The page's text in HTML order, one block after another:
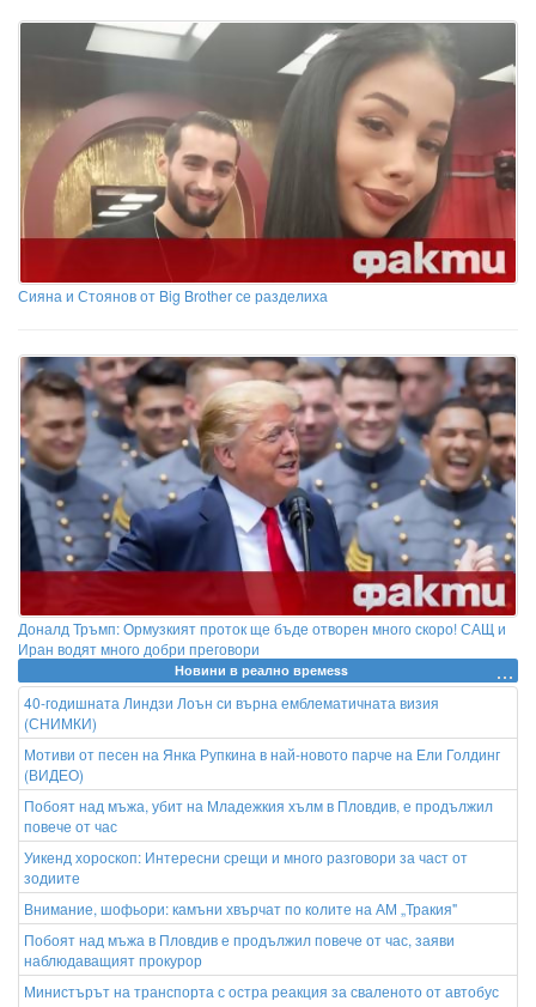
Сияна и Стоянов от Big Brother се разделиха
Доналд Тръмп: Ормузкият проток ще бъде отворен много скоро! САЩ и
Иран водят много добри преговори
Новини в реално времеss
40-годишната Линдзи Лоън си върна емблематичната визия
(СНИМКИ)
Мотиви от песен на Янка Рупкина в най-новото парче на Ели Голдинг
(ВИДЕО)
Побоят над мъжа, убит на Младежкия хълм в Пловдив, е продължил
повече от час
Уикенд хороскоп: Интересни срещи и много разговори за част от
зодиите
Внимание, шофьори: камъни хвърчат по колите на АМ „Тракия"
Побоят над мъжа в Пловдив е продължил повече от час, заяви
наблюдаващият прокурор
Министърът на транспорта с остра реакция за сваленото от автобус